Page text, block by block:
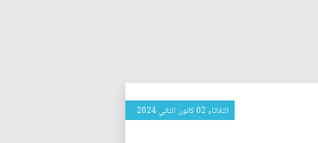
الثلاثاء 02 كانون الثاني 2024